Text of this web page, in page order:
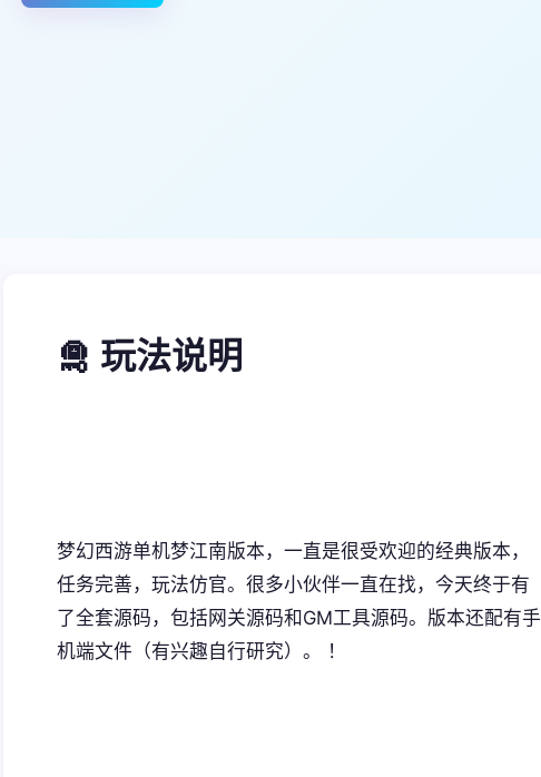
🛅 玩法说明
梦幻西游单机梦江南版本，一直是很受欢迎的经典版本，
任务完善，玩法仿官。很多小伙伴一直在找，今天终于有
了全套源码，包括网关源码和GM工具源码。版本还配有手
机端文件（有兴趣自行研究）。 ！